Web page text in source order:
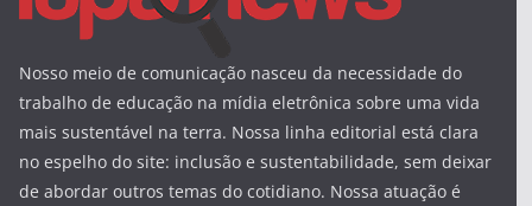
Nosso meio de comunicação nasceu da necessidade do
trabalho de educação na mídia eletrônica sobre uma vida
mais sustentável na terra. Nossa linha editorial está clara
no espelho do site: inclusão e sustentabilidade, sem deixar
de abordar outros temas do cotidiano. Nossa atuação é